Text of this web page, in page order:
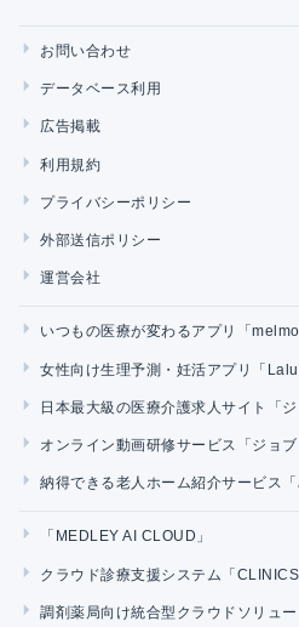
お問い合わせ
データベース利用
広告掲載
利用規約
プライバシーポリシー
外部送信ポリシー
運営会社
いつもの医療が変わるアプリ「melmo
女性向け生理予測・妊活アプリ「
日本最大級の医療介護求人サイト「ジ
オンライン動画研修サービス「ジョブ
納得できる老人ホーム紹介サービス「
「MEDLEY AI CLOUD」
クラウド診療支援システム「CLINICS
調剤薬局向け統合型クラウドソリュー